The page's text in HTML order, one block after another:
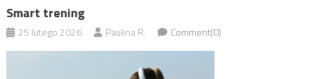
Smart trening
25 lutego 2026 Paulina R. Comment(0)